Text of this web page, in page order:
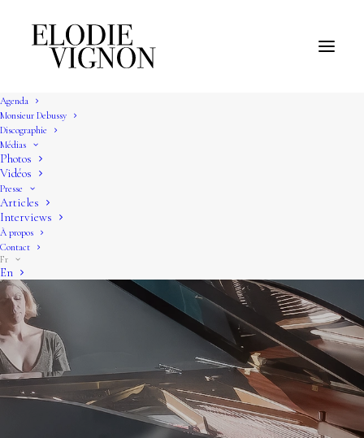
Agenda
Monsieur Debussy
Discographie
Médias
Photos
Vidéos
Presse
Articles
Interviews
À propos
Contact
Fr
En